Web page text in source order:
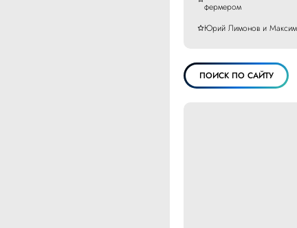
фермером
Юрий Лимонов и Максим
ПОИСК ПО САЙТУ